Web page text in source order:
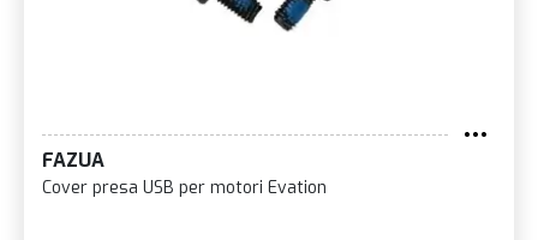
FAZUA
Cover presa USB per motori Evation